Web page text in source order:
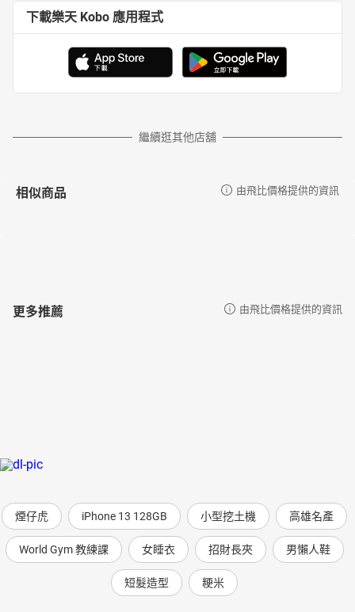
下載樂天 Kobo 應用程式
繼續逛其他店舖
相似商品 由飛比價格提供的資訊
更多推薦 由飛比價格提供的資訊
煙仔虎 iPhone 13 128GB 小型挖土機 高雄名產
World Gym 教練課 女睡衣 招財長夾 男懶人鞋
短髮造型 粳米